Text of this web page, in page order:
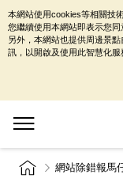
網站除錯報馬
本網站使用cookies等相關技
您繼續使用本網站即表示您同
另外，本網站也提供周邊景
訊，以開啟及使用此智慧化服